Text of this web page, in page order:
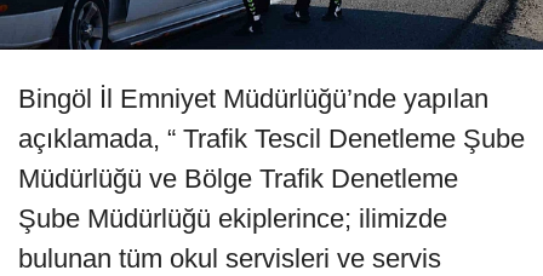
Bingöl İl Emniyet Müdürlüğü’nde yapılan
açıklamada, “ Trafik Tescil Denetleme Şube
Müdürlüğü ve Bölge Trafik Denetleme
Şube Müdürlüğü ekiplerince; ilimizde
bulunan tüm okul servisleri ve servis